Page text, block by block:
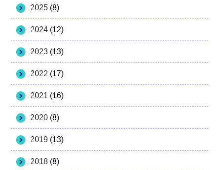
2025 (8)
2024 (12)
2023 (13)
2022 (17)
2021 (16)
2020 (8)
2019 (13)
2018 (8)